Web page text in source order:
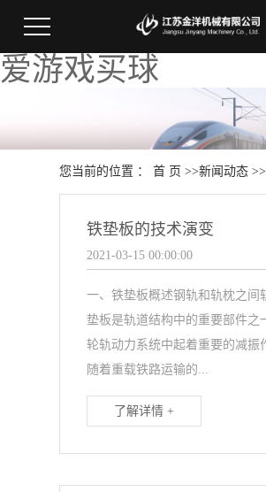
爱游戏买球
您当前的位置 ：首 页 >>新闻动态
铁垫板的技术演变
2021-03-15 00:00:00
一、铁垫板概述钢轨和轨枕之间
垫板是轨道结构中的重要部件之
轮轨动力系统中起着重要的减振
随着重载铁路运输的...
了解详情 +